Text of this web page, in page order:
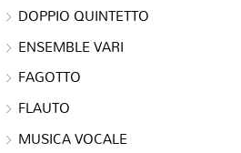
DOPPIO QUINTETTO
ENSEMBLE VARI
FAGOTTO
FLAUTO
MUSICA VOCALE